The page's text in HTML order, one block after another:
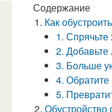
Содержание
Как
1. Спрячьте
2. Добавьте
3. Больше
4.
5.
Обустройство